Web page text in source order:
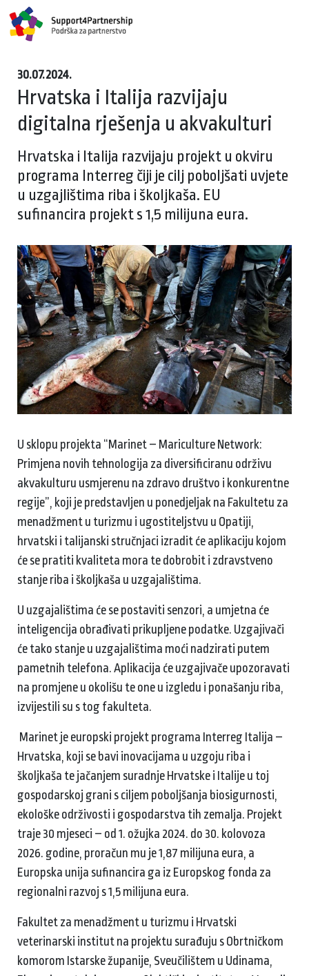
30.07.2024.
Hrvatska i Italija razvijaju
digitalna rješenja u akvakulturi
Hrvatska i Italija razvijaju projekt u okviru
programa Interreg čiji je cilj poboljšati uvjete
u uzgajlištima riba i školjkaša. EU
sufinancira projekt s 1,5 milijuna eura.
U sklopu projekta “Marinet – Mariculture Network:
Primjena novih tehnologija za diversificiranu održivu
akvakulturu usmjerenu na zdravo društvo i konkurentne
regije”, koji je predstavljen u ponedjeljak na Fakultetu za
menadžment u turizmu i ugostiteljstvu u Opatiji,
hrvatski i talijanski stručnjaci izradit će aplikaciju kojom
će se pratiti kvaliteta mora te dobrobit i zdravstveno
stanje riba i školjkaša u uzgajalištima.
U uzgajalištima će se postaviti senzori, a umjetna će
inteligencija obrađivati prikupljene podatke. Uzgajivači
će tako stanje u uzgajalištima moći nadzirati putem
pametnih telefona. Aplikacija će uzgajivače upozoravati
na promjene u okolišu te one u izgledu i ponašanju riba,
izvijestili su s tog fakulteta.
Marinet je europski projekt programa Interreg Italija –
Hrvatska, koji se bavi inovacijama u uzgoju riba i
školjkaša te jačanjem suradnje Hrvatske i Italije u toj
gospodarskoj grani s ciljem poboljšanja biosigurnosti,
ekološke održivosti i gospodarstva tih zemalja. Projekt
traje 30 mjeseci – od 1. ožujka 2024. do 30. kolovoza
2026. godine, proračun mu je 1,87 milijuna eura, a
Europska unija sufinancira ga iz Europskog fonda za
regionalni razvoj s 1,5 milijuna eura.
Fakultet za menadžment u turizmu i Hrvatski
veterinarski institut na projektu surađuju s Obrtničkom
komorom Istarske županije, Sveučilištem u Udinama,